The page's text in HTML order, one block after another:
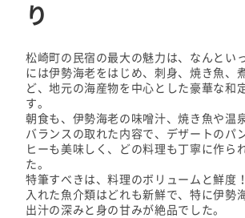
り
松崎町の民宿の最大の魅力は、なんとい
には伊勢海老をはじめ、刺身、焼き魚、
ど、地元の海産物を中心とした豪華な和
す。
朝食も、伊勢海老の味噌汁、焼き魚や温
バランスの取れた内容で、デザートのパ
ヒーも美味しく、どの料理も丁寧に作ら
た。
特筆すべきは、料理のボリュームと鮮度
入れた魚介類はどれも新鮮で、特に伊勢
出汁の深みと身の甘みが絶品でした。